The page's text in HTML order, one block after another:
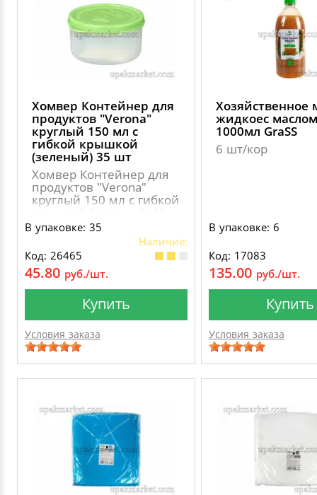
Хомвер Контейнер для
продуктов "Verona"
круглый 150 мл с
гибкой крышкой
(зеленый) 35 шт
Хомвер Контейнер для
продуктов "Verona"
круглый 150 мл с гибкой
крышкой (зеленый) 35
шт.
В упаковке: 35
Наличие:
Код: 26465
45.80 руб./шт.
Купить
Условия заказа
Хозяйственное
жидкоес
1000мл GraSS
6 шт/кор
В упаковке: 6
Код: 17083
135.00 руб./шт.
Купить
Условия заказа